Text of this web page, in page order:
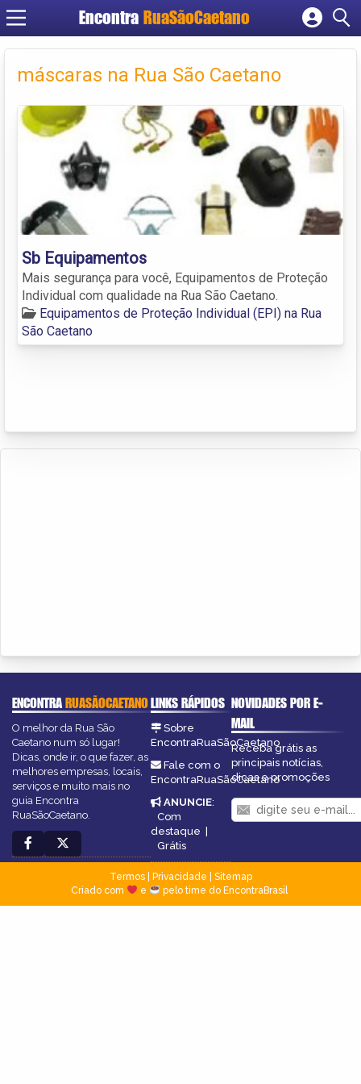
Encontra RuaSãoCaetano
Cadastrar empresa
Fazer login
Criar conta
máscaras na Rua São Caetano
Sb Equipamentos
Mais segurança para você, Equipamentos de Proteção
Individual com qualidade na Rua São Caetano.
Equipamentos de Proteção Individual (EPI) na Rua
São Caetano
ENCONTRARUASÃOCAETANO
O melhor da Rua São
Caetano num só lugar!
Dicas, onde ir, o que fazer, as
melhores empresas, locais,
serviços e muito mais no
guia Encontra
RuaSãoCaetano.
LINKS RÁPIDOS
Sobre
EncontraRuaSãoCaetano
Fale com o
EncontraRuaSãoCaetano
ANUNCIE:
Com
destaque |
Grátis
NOVIDADES POR E-
MAIL
Receba grátis as
principais notícias,
dicas e promoções
Termos| Privacidade
Sitemap
Criado com
e pelo time do EncontraBrasil